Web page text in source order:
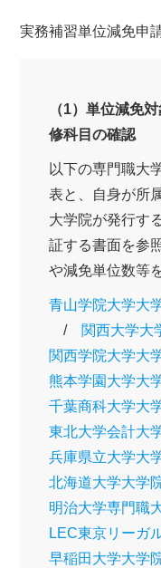
実務補習単位減免申
（1）単位減免
修科目の確認
以下の専門職大
表と、自身が所
大学院が発行す
証する書面を参
や減免単位数等
青山学院大学大
/ 関西大学大
関西学院大学大
熊本学園大学大
千葉商科大学大
東北大学会計大
兵庫県立大学大
北海道大学大学
明治大学専門職
LEC東京リーガ
早稲田大学大学